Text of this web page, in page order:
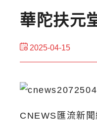
華陀扶元
2025-04-15
CNEWS匯流新